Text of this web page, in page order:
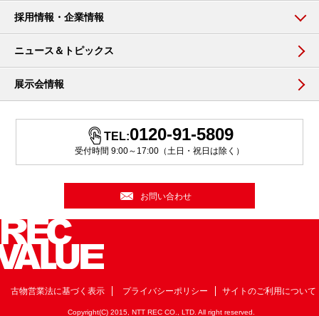
採用情報・企業情報
ニュース＆トピックス
展示会情報
TEL:0120-91-5809
受付時間 9:00～17:00（土日・祝日は除く）
お問い合わせ
古物営業法に基づく表示 プライバシーポリシー サイトのご利用について
Copyright(C) 2015, NTT REC CO., LTD. All right reserved.